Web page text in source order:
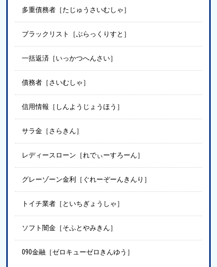
多重債務者［たじゅうさいむしゃ］
ブラックリスト［ぶらっくりすと］
一括返済［いっかつへんさい］
債務者［さいむしゃ］
信用情報［しんようじょうほう］
サラ金［さらきん］
レディースローン［れでぃーすろーん］
グレーゾーン金利［ぐれーぞーんきんり］
トイチ業者［といちぎょうしゃ］
ソフト闇金［そふとやみきん］
090金融［ゼロキューゼロきんゆう］